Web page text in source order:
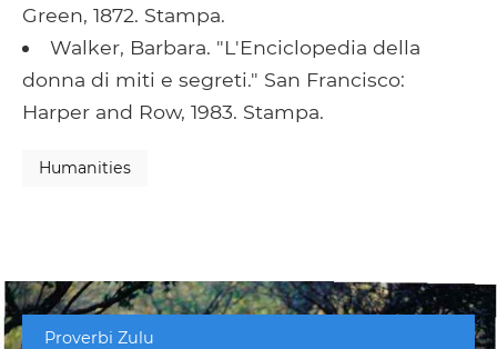
Green, 1872. Stampa.
Walker, Barbara. "L'Enciclopedia della
donna di miti e segreti." San Francisco:
Harper and Row, 1983. Stampa.
Humanities
Proverbi Zulu